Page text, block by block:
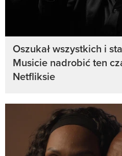
Oszukał wszystkich i
Musicie nadrobić ten
Netfliksie